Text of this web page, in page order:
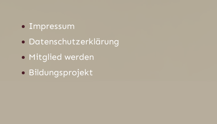
Impressum
Datenschutzerklärung
Mitglied werden
Bildungsprojekt